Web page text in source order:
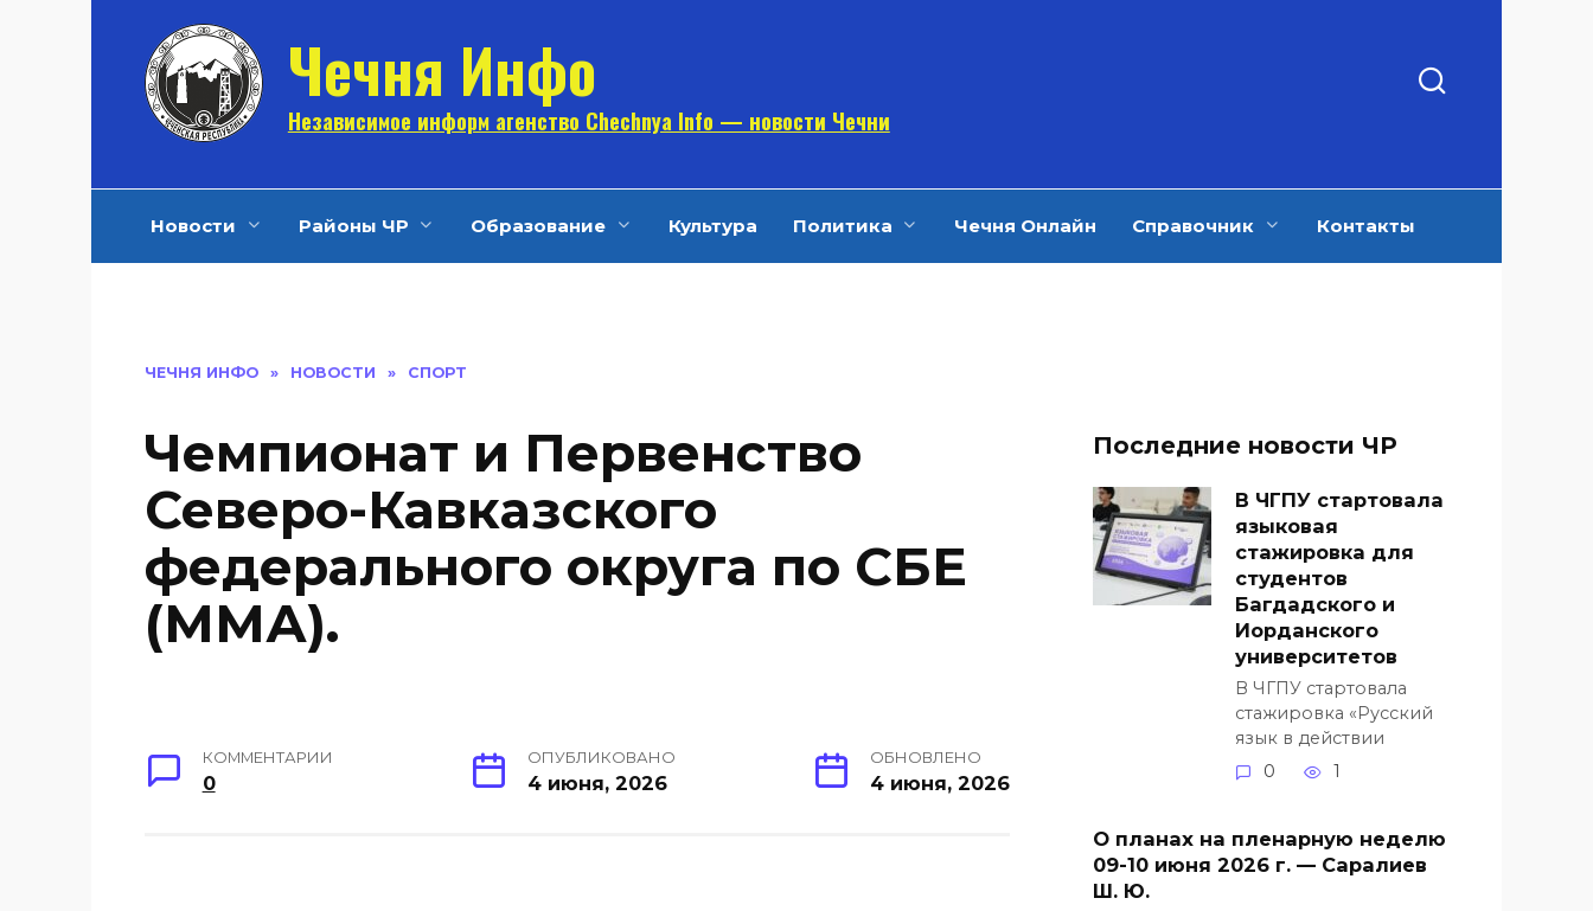
Чечня Инфо
Независимое информ агенство Chechnya Info — новости Чечни
Новости Районы ЧР Образование Культура Политика Чечня Онлайн Справочник Контакты
ЧЕЧНЯ ИНФО » НОВОСТИ » СПОРТ
Чемпионат и Первенство
Северо-Кавказского
федерального округа по СБЕ
(ММА).
КОММЕНТАРИИ
0
ОПУБЛИКОВАНО
4 июня, 2026
ОБНОВЛЕНО
4 июня, 2026
Последние новости ЧР
В ЧГПУ стартовала
языковая
стажировка для
студентов
Багдадского и
Иорданского
университетов
В ЧГПУ стартовала
стажировка «Русский
язык в действии
0
1
О планах на пленарную неделю
09-10 июня 2026 г. — Саралиев
Ш. Ю.